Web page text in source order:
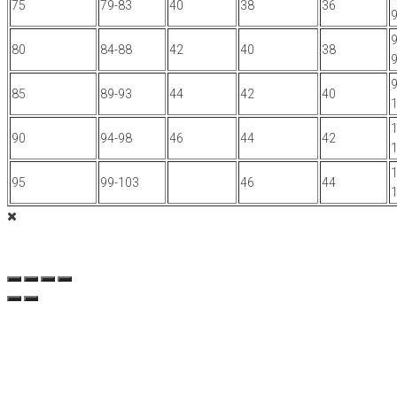
75 79-83 40 38 36
80 84-88 42 40 38
85 89-93 44 42 40
90 94-98 46 44 42
95 99-103 46 44